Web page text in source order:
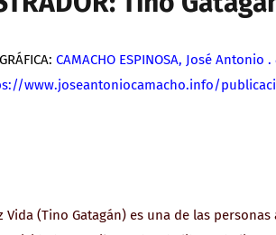
CAMACHO ESPINOSA, José Antonio .
www.joseantoniocamacho.info/
Vida (Tino Gatagán) es una de las